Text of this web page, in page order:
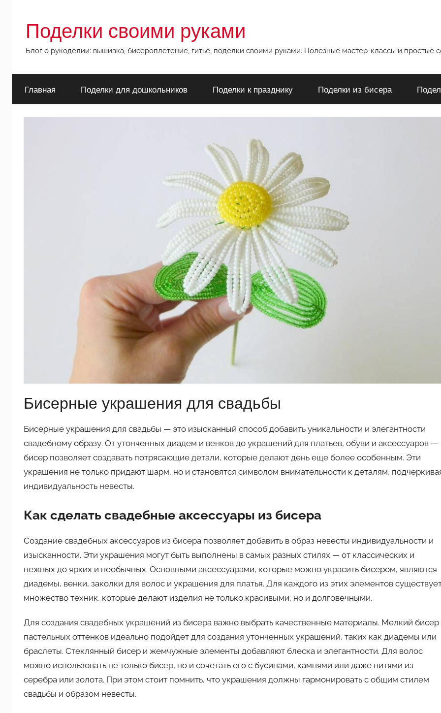
содержимому
Поделки своими руками
Блог о рукоделии: вышивка, бисероплетение, гитье, поделки своими руками. Полезные мастер-классы и простые
Главная Поделки для дошкольников Поделки к празднику Поделки из бисера
Бисерные украшения для свадьбы
Бисерные украшения для свадьбы — это изысканный способ добавить уникальности и элегантности
свадебному образу. От утонченных диадем и венков до украшений для платьев, обуви и аксессуаров —
бисер позволяет создавать потрясающие детали, которые делают день еще более особенным. Эти
украшения не только придают шарм, но и становятся символом внимательности к деталям,
индивидуальность невесты.
Как сделать свадебные аксессуары из бисера
Создание свадебных аксессуаров из бисера позволяет добавить в образ невесты индивидуальности и
изысканности. Эти украшения могут быть выполнены в самых разных стилях — от классических и
нежных до ярких и необычных. Основными аксессуарами, которые можно украсить бисером, являются
диадемы, венки, заколки для волос и украшения для платья. Для каждого из этих элементов
множество техник, которые делают изделия не только красивыми, но и долговечными.
Для создания свадебных украшений из бисера важно выбрать качественные материалы. Мелкий бисер
пастельных оттенков идеально подойдет для создания утонченных украшений, таких как диадемы или
браслеты. Стеклянный бисер и жемчужные элементы добавляют блеска и элегантности. Для волос
можно использовать не только бисер, но и сочетать его с бусинами, камнями или даже нитями из
серебра или золота. При этом стоит помнить, что украшения должны гармонировать с общим стилем
свадьбы и образом невесты.